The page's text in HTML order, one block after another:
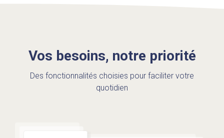
Vos besoins, notre priorité
Des fonctionnalités choisies pour faciliter votre
quotidien